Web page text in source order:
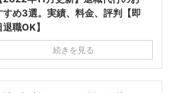
すめ3選。実績、料金、評判【即
退職OK】
続きを見る